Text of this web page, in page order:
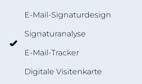
E-Mail-Signaturdesign
Signaturanalyse
E-Mail-Tracker
Digitale Visitenkarte